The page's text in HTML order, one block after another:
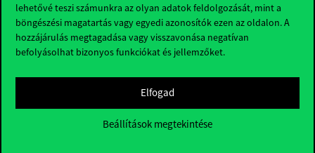
lehetővé teszi számunkra az olyan adatok feldolgozását, mint a
böngészési magatartás vagy egyedi azonosítók ezen az oldalon. A
hozzájárulás megtagadása vagy visszavonása negatívan
befolyásolhat bizonyos funkciókat és jellemzőket.
Elfogad
Beállítások megtekintése
Nyitvatartás